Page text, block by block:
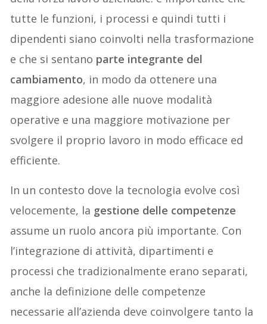
tutte le funzioni, i processi e quindi tutti i
dipendenti siano coinvolti nella trasformazione
e che si sentano parte integrante del
cambiamento, in modo da ottenere una
maggiore adesione alle nuove modalità
operative e una maggiore motivazione per
svolgere il proprio lavoro in modo efficace ed
efficiente.
In un contesto dove la tecnologia evolve così
velocemente, la gestione delle competenze
assume un ruolo ancora più importante. Con
l’integrazione di attività, dipartimenti e
processi che tradizionalmente erano separati,
anche la definizione delle competenze
necessarie all’azienda deve coinvolgere tanto la